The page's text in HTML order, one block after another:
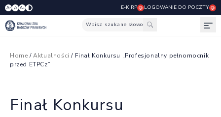
A- A A+ E-KIRP LOGOWANIE DO POCZTY
Wpisz szukane słowo
Home /Aktualności / Finał Konkursu „Profesjonalny pełnomocnik
przed ETPCz”
Finał Konkursu